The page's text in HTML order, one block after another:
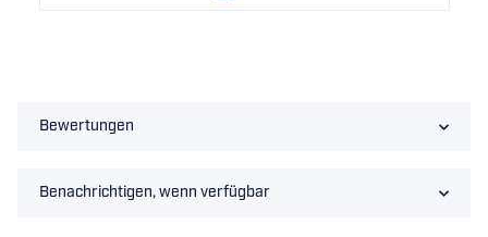
Bewertungen
Benachrichtigen, wenn verfügbar